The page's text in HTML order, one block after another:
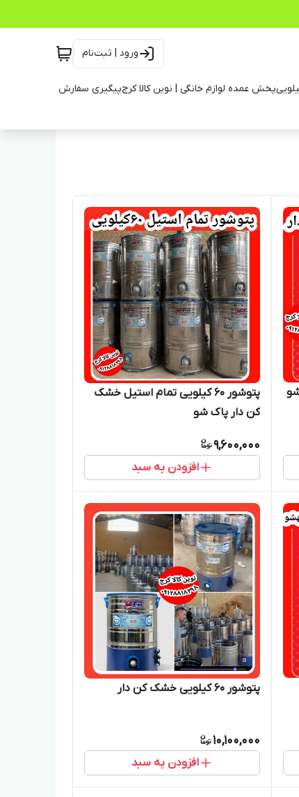
ورود | ثبت‌نام
پخش عمده لوازم خانگی | نوین کالا کرجپیگیری سفارش
پتوشور ۶۰ کیلویی تمام استیل خشک
کن دار پاک شو
9,600,000
افزودن به سبد
پتوشور ۶۰ کیلویی خشک کن دار
10,100,000
افزودن به سبد